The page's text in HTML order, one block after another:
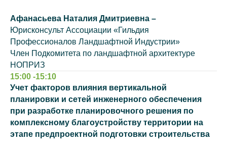
Афанасьева Наталия Дмитриевна –
Юрисконсульт Ассоциации «Гильдия
Профессионалов Ландшафтной Индустрии»
Член Подкомитета по ландшафтной архитектуре
НОПРИЗ
15:00 -15:10
Учет факторов влияния вертикальной
планировки и сетей инженерного обеспечения
при разработке планировочного решения по
комплексному благоустройству территории на
этапе предпроектной подготовки строительства